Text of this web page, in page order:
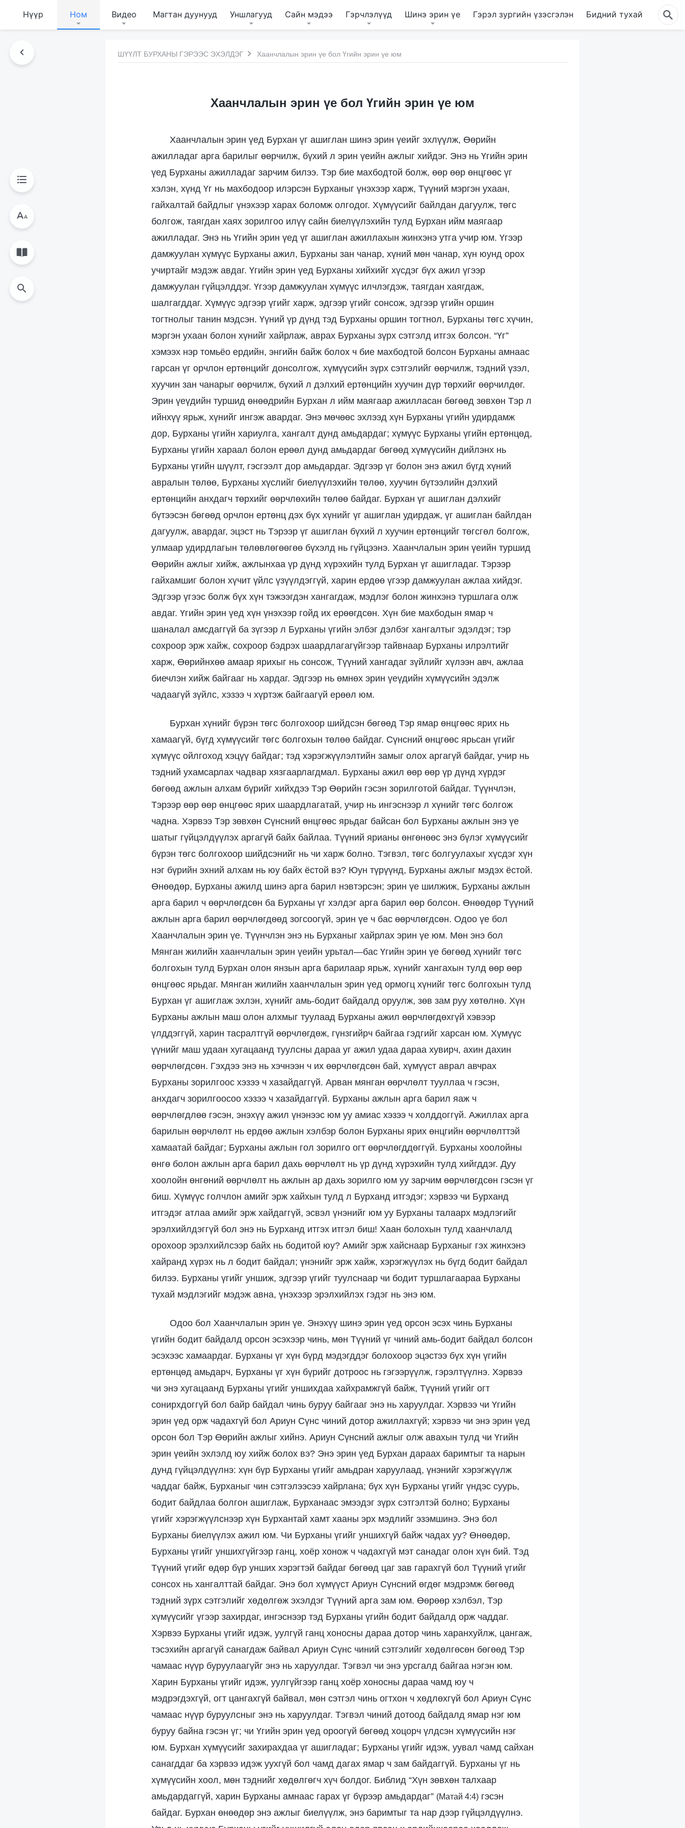
Нүүр Ном Видео Магтан дуунууд Уншлагууд Сайн мэдээ Гэрчлэлүүд Шинэ эрин үе Гэрэл зургийн үзэсгэлэн Бидний тухай
ШҮҮЛТ БУРХАНЫ ГЭРЭЭС ЭХЭЛДЭГ Хаанчлалын эрин үе бол Үгийн эрин үе юм
Хаанчлалын эрин үе бол Үгийн эрин үе юм
Хаанчлалын эрин үед Бурхан үг ашиглан шинэ эрин үеийг эхлүүлж, Өөрийн
ажилладаг арга барилыг өөрчилж, бүхий л эрин үеийн ажлыг хийдэг. Энэ нь Үгийн эрин
үед Бурханы ажилладаг зарчим билээ. Тэр бие махбодтой болж, өөр өөр өнцгөөс үг
хэлэн, хүнд Үг нь махбодоор илэрсэн Бурханыг үнэхээр харж, Түүний мэргэн ухаан,
гайхалтай байдлыг үнэхээр харах боломж олгодог. Хүмүүсийг байлдан дагуулж, төгс
болгож, таягдан хаях зорилгоо илүү сайн биелүүлэхийн тулд Бурхан ийм маягаар
ажилладаг. Энэ нь Үгийн эрин үед үг ашиглан ажиллахын жинхэнэ утга учир юм. Үгээр
дамжуулан хүмүүс Бурханы ажил, Бурханы зан чанар, хүний мөн чанар, хүн юунд орох
учиртайг мэдэж авдаг. Үгийн эрин үед Бурханы хийхийг хүсдэг бүх ажил үгээр
дамжуулан гүйцэлддэг. Үгээр дамжуулан хүмүүс илчлэгдэж, таягдан хаягдаж,
шалгагддаг. Хүмүүс эдгээр үгийг харж, эдгээр үгийг сонсож, эдгээр үгийн оршин
тогтнолыг танин мэдсэн. Үүний үр дүнд тэд Бурханы оршин тогтнол, Бурханы төгс хүчин,
мэргэн ухаан болон хүнийг хайрлаж, аврах Бурханы зүрх сэтгэлд итгэх болсон. “Үг”
хэмээх нэр томьёо ердийн, энгийн байж болох ч бие махбодтой болсон Бурханы амнаас
гарсан үг орчлон ертөнцийг донсолгож, хүмүүсийн зүрх сэтгэлийг өөрчилж, тэдний үзэл,
хуучин зан чанарыг өөрчилж, бүхий л дэлхий ертөнцийн хуучин дүр төрхийг өөрчилдөг.
Эрин үеүдийн туршид өнөөдрийн Бурхан л ийм маягаар ажилласан бөгөөд зөвхөн Тэр л
ийнхүү ярьж, хүнийг ингэж авардаг. Энэ мөчөөс эхлээд хүн Бурханы үгийн удирдамж
дор, Бурханы үгийн хариулга, хангалт дунд амьдардаг; хүмүүс Бурханы үгийн ертөнцөд,
Бурханы үгийн хараал болон ерөөл дунд амьдардаг бөгөөд хүмүүсийн дийлэнх нь
Бурханы үгийн шүүлт, гэсгээлт дор амьдардаг. Эдгээр үг болон энэ ажил бүгд хүний
авралын төлөө, Бурханы хүслийг биелүүлэхийн төлөө, хуучин бүтээлийн дэлхий
ертөнцийн анхдагч төрхийг өөрчлөхийн төлөө байдаг. Бурхан үг ашиглан дэлхийг
бүтээсэн бөгөөд орчлон ертөнц дэх бүх хүнийг үг ашиглан удирдаж, үг ашиглан байлдан
дагуулж, авардаг, эцэст нь Тэрээр үг ашиглан бүхий л хуучин ертөнцийг төгсгөл болгож,
улмаар удирдлагын төлөвлөгөөгөө бүхэлд нь гүйцээнэ. Хаанчлалын эрин үеийн туршид
Өөрийн ажлыг хийж, ажлынхаа үр дүнд хүрэхийн тулд Бурхан үг ашигладаг. Тэрээр
гайхамшиг болон хүчит үйлс үзүүлдэггүй, харин ердөө үгээр дамжуулан ажлаа хийдэг.
Эдгээр үгээс болж бүх хүн тэжээгдэн хангагдаж, мэдлэг болон жинхэнэ туршлага олж
авдаг. Үгийн эрин үед хүн үнэхээр гойд их ерөөгдсөн. Хүн бие махбодын ямар ч
шаналал амсдаггүй ба зүгээр л Бурханы үгийн элбэг дэлбэг хангалтыг эдэлдэг; тэр
сохроор эрж хайж, сохроор бэдрэх шаардлагагүйгээр тайвнаар Бурханы илрэлтийг
харж, Өөрийнхөө амаар ярихыг нь сонсож, Түүний хангадаг зүйлийг хүлээн авч, ажлаа
биечлэн хийж байгааг нь хардаг. Эдгээр нь өмнөх эрин үеүдийн хүмүүсийн эдэлж
чадаагүй зүйлс, хэзээ ч хүртэж байгаагүй ерөөл юм.
Бурхан хүнийг бүрэн төгс болгохоор шийдсэн бөгөөд Тэр ямар өнцгөөс ярих нь
хамаагүй, бүгд хүмүүсийг төгс болгохын төлөө байдаг. Сүнсний өнцгөөс ярьсан үгийг
хүмүүс ойлгоход хэцүү байдаг; тэд хэрэгжүүлэлтийн замыг олох аргагүй байдаг, учир нь
тэдний ухамсарлах чадвар хязгаарлагдмал. Бурханы ажил өөр өөр үр дүнд хүрдэг
бөгөөд ажлын алхам бүрийг хийхдээ Тэр Өөрийн гэсэн зорилготой байдаг. Түүнчлэн,
Тэрээр өөр өөр өнцгөөс ярих шаардлагатай, учир нь ингэснээр л хүнийг төгс болгож
чадна. Хэрвээ Тэр зөвхөн Сүнсний өнцгөөс ярьдаг байсан бол Бурханы ажлын энэ үе
шатыг гүйцэлдүүлэх аргагүй байх байлаа. Түүний ярианы өнгөнөөс энэ бүлэг хүмүүсийг
бүрэн төгс болгохоор шийдсэнийг нь чи харж болно. Тэгвэл, төгс болгуулахыг хүсдэг хүн
нэг бүрийн эхний алхам нь юу байх ёстой вэ? Юун түрүүнд, Бурханы ажлыг мэдэх ёстой.
Өнөөдөр, Бурханы ажилд шинэ арга барил нэвтэрсэн; эрин үе шилжиж, Бурханы ажлын
арга барил ч өөрчлөгдсөн ба Бурханы үг хэлдэг арга барил өөр болсон. Өнөөдөр Түүний
ажлын арга барил өөрчлөгдөөд зогсоогүй, эрин үе ч бас өөрчлөгдсөн. Одоо үе бол
Хаанчлалын эрин үе. Түүнчлэн энэ нь Бурханыг хайрлах эрин үе юм. Мөн энэ бол
Мянган жилийн хаанчлалын эрин үеийн урьтал—бас Үгийн эрин үе бөгөөд хүнийг төгс
болгохын тулд Бурхан олон янзын арга барилаар ярьж, хүнийг хангахын тулд өөр өөр
өнцгөөс ярьдаг. Мянган жилийн хаанчлалын эрин үед ормогц хүнийг төгс болгохын тулд
Бурхан үг ашиглаж эхлэн, хүнийг амь-бодит байдалд оруулж, зөв зам руу хөтөлнө. Хүн
Бурханы ажлын маш олон алхмыг туулаад Бурханы ажил өөрчлөгдөхгүй хэвээр
үлддэггүй, харин тасралтгүй өөрчлөгдөж, гүнзгийрч байгаа гэдгийг харсан юм. Хүмүүс
үүнийг маш удаан хугацаанд туулсны дараа уг ажил удаа дараа хувирч, ахин дахин
өөрчлөгдсөн. Гэхдээ энэ нь хэчнээн ч их өөрчлөгдсөн бай, хүмүүст аврал авчрах
Бурханы зорилгоос хэзээ ч хазайдаггүй. Арван мянган өөрчлөлт тууллаа ч гэсэн,
анхдагч зорилгоосоо хэзээ ч хазайдаггүй. Бурханы ажлын арга барил яаж ч
өөрчлөгдлөө гэсэн, энэхүү ажил үнэнээс юм уу амиас хэзээ ч холддоггүй. Ажиллах арга
барилын өөрчлөлт нь ердөө ажлын хэлбэр болон Бурханы ярих өнцгийн өөрчлөлттэй
хамаатай байдаг; Бурханы ажлын гол зорилго огт өөрчлөгддөггүй. Бурханы хоолойны
өнгө болон ажлын арга барил дахь өөрчлөлт нь үр дүнд хүрэхийн тулд хийгддэг. Дуу
хоолойн өнгөний өөрчлөлт нь ажлын ар дахь зорилго юм уу зарчим өөрчлөгдсөн гэсэн үг
биш. Хүмүүс голчлон амийг эрж хайхын тулд л Бурханд итгэдэг; хэрвээ чи Бурханд
итгэдэг атлаа амийг эрж хайдаггүй, эсвэл үнэнийг юм уу Бурханы талаарх мэдлэгийг
эрэлхийлдэггүй бол энэ нь Бурханд итгэх итгэл биш! Хаан болохын тулд хаанчлалд
орохоор эрэлхийлсээр байх нь бодитой юу? Амийг эрж хайснаар Бурханыг гэх жинхэнэ
хайранд хүрэх нь л бодит байдал; үнэнийг эрж хайж, хэрэгжүүлэх нь бүгд бодит байдал
билээ. Бурханы үгийг уншиж, эдгээр үгийг туулснаар чи бодит туршлагаараа Бурханы
тухай мэдлэгийг мэдэж авна, үнэхээр эрэлхийлэх гэдэг нь энэ юм.
Одоо бол Хаанчлалын эрин үе. Энэхүү шинэ эрин үед орсон эсэх чинь Бурханы
үгийн бодит байдалд орсон эсэхээр чинь, мөн Түүний үг чиний амь-бодит байдал болсон
эсэхээс хамаардаг. Бурханы үг хүн бүрд мэдэгддэг болохоор эцэстээ бүх хүн үгийн
ертөнцөд амьдарч, Бурханы үг хүн бүрийг дотроос нь гэгээрүүлж, гэрэлтүүлнэ. Хэрвээ
чи энэ хугацаанд Бурханы үгийг уншихдаа хайхрамжгүй байж, Түүний үгийг огт
сонирхдоггүй бол байр байдал чинь буруу байгааг энэ нь харуулдаг. Хэрвээ чи Үгийн
эрин үед орж чадахгүй бол Ариун Сүнс чиний дотор ажиллахгүй; хэрвээ чи энэ эрин үед
орсон бол Тэр Өөрийн ажлыг хийнэ. Ариун Сүнсний ажлыг олж авахын тулд чи Үгийн
эрин үеийн эхлэлд юу хийж болох вэ? Энэ эрин үед Бурхан дараах баримтыг та нарын
дунд гүйцэлдүүлнэ: хүн бүр Бурханы үгийг амьдран харуулаад, үнэнийг хэрэгжүүлж
чаддаг байж, Бурханыг чин сэтгэлээсээ хайрлана; бүх хүн Бурханы үгийг үндэс суурь,
бодит байдлаа болгон ашиглаж, Бурханаас эмээдэг зүрх сэтгэлтэй болно; Бурханы
үгийг хэрэгжүүлснээр хүн Бурхантай хамт хааны эрх мэдлийг эзэмшинэ. Энэ бол
Бурханы биелүүлэх ажил юм. Чи Бурханы үгийг уншихгүй байж чадах уу? Өнөөдөр,
Бурханы үгийг уншихгүйгээр ганц, хоёр хонож ч чадахгүй мэт санадаг олон хүн бий. Тэд
Түүний үгийг өдөр бүр унших хэрэгтэй байдаг бөгөөд цаг зав гарахгүй бол Түүний үгийг
сонсох нь хангалттай байдаг. Энэ бол хүмүүст Ариун Сүнсний өгдөг мэдрэмж бөгөөд
тэдний зүрх сэтгэлийг хөдөлгөж эхэлдэг Түүний арга зам юм. Өөрөөр хэлбэл, Тэр
хүмүүсийг үгээр захирдаг, ингэснээр тэд Бурханы үгийн бодит байдалд орж чаддаг.
Хэрвээ Бурханы үгийг идэж, уулгүй ганц хоносны дараа дотор чинь харанхуйлж, цангаж,
тэсэхийн аргагүй санагдаж байвал Ариун Сүнс чиний сэтгэлийг хөдөлгөсөн бөгөөд Тэр
чамаас нүүр буруулаагүйг энэ нь харуулдаг. Тэгвэл чи энэ урсгалд байгаа нэгэн юм.
Харин Бурханы үгийг идэж, уулгүйгээр ганц хоёр хоносны дараа чамд юу ч
мэдрэгдэхгүй, огт цангахгүй байвал, мөн сэтгэл чинь огтхон ч хөдлөхгүй бол Ариун Сүнс
чамаас нүүр буруулсныг энэ нь харуулдаг. Тэгвэл чиний дотоод байдалд ямар нэг юм
буруу байна гэсэн үг; чи Үгийн эрин үед ороогүй бөгөөд хоцорч үлдсэн хүмүүсийн нэг
юм. Бурхан хүмүүсийг захирахдаа үг ашигладаг; Бурханы үгийг идэж, уувал чамд сайхан
санагддаг ба хэрвээ идэж уухгүй бол чамд дагах ямар ч зам байдаггүй. Бурханы үг нь
хүмүүсийн хоол, мөн тэднийг хөдөлгөгч хүч болдог. Библид “Хүн зөвхөн талхаар
амьдардаггүй, харин Бурханы амнаас гарах үг бүрээр амьдардаг” (Матай 4:4) гэсэн
байдаг. Бурхан өнөөдөр энэ ажлыг биелүүлж, энэ баримтыг та нар дээр гүйцэлдүүлнэ.